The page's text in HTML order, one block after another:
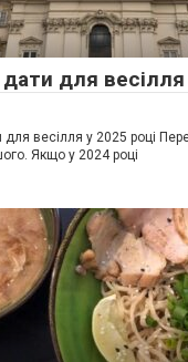
дати для
для весілля у 2025 році
Якщо у 2024 році